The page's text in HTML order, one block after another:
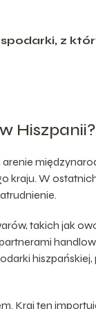
z
Hiszpanii?
W
takich jak
Kraj ten